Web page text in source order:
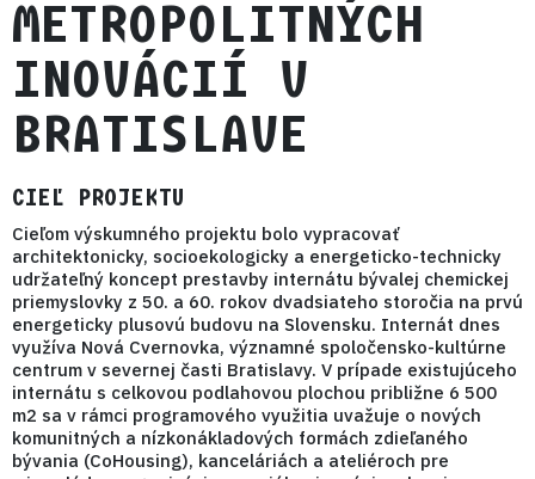
METROPOLITNÝCH
INOVÁCIÍ V
BRATISLAVE
CIEĽ PROJEKTU
Cieľom výskumného projektu bolo vypracovať
architektonicky, socioekologicky a energeticko-technicky
udržateľný koncept prestavby internátu bývalej chemickej
priemyslovky z 50. a 60. rokov dvadsiateho storočia na prvú
energeticky plusovú budovu na Slovensku. Internát dnes
využíva Nová Cvernovka, významné spoločensko-kultúrne
centrum v severnej časti Bratislavy. V prípade existujúceho
internátu s celkovou podlahovou plochou približne 6 500
m2 sa v rámci programového využitia uvažuje o nových
komunitných a nízkonákladových formách zdieľaného
bývania (CoHousing), kanceláriách a ateliéroch pre